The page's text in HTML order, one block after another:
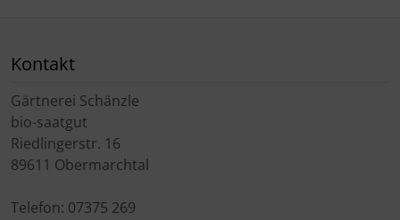
Kontakt
Gärtnerei Schänzle
bio-saatgut
Riedlingerstr. 16
89611 Obermarchtal
Telefon: 07375 269